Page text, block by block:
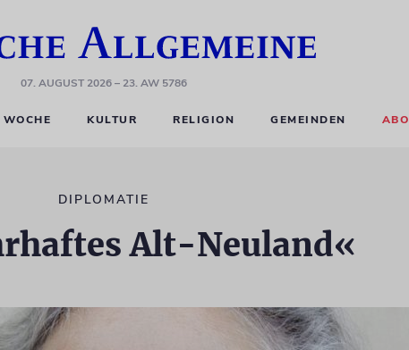
07. AUGUST 2026– 23. AW 5786
KULTUR RELIGION GEMEINDEN ABO
DIPLOMATIE
Alt-Neuland«